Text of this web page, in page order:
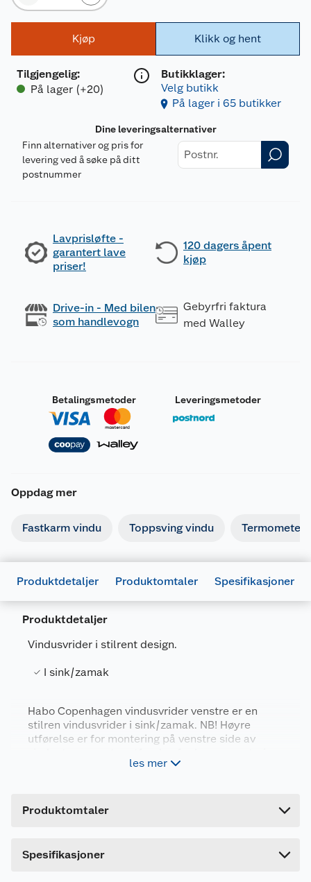
Kjøp
Tilgjengelig:
På lager (+20)
Klikk og hent
Butikklager:
Velg butikk
På lager i 65 butikker
Dine leveringsalternativer
Finn alternativer og pris for
levering ved å søke på ditt
postnummer
Lavprisløfte -
garantert lave
priser!
120 dagers åpent
kjøp
Drive-in - Med bilen
som handlevogn
Gebyrfri faktura
med Walley
Betalingsmetoder Leveringsmetoder
Oppdag mer
Fastkarm vindu Toppsving vindu Termometer
Produktdetaljer Produktomtaler Spesifikasjoner
Produktdetaljer
Vindusvrider i stilrent design.
I sink/zamak
Habo Copenhagen vindusvrider venstre er en
stilren vindusvrider i sink/zamak. NB! Høyre
utførelse er for montering på venstre side av
les mer
Produktomtaler
Dette produktet har ikke fått noen omtale ennå.
Spesifikasjoner
Generelt
Leverandørens artikkelnummer